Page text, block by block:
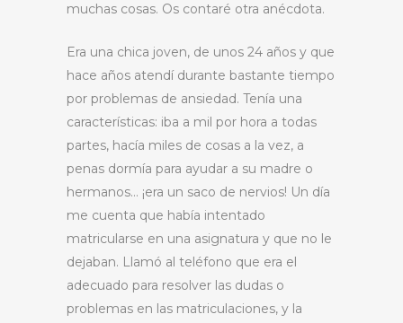
muchas cosas. Os contaré otra anécdota.
Era una chica joven, de unos 24 años y que
hace años atendí durante bastante tiempo
por problemas de ansiedad. Tenía una
características: iba a mil por hora a todas
partes, hacía miles de cosas a la vez, a
penas dormía para ayudar a su madre o
hermanos… ¡era un saco de nervios! Un día
me cuenta que había intentado
matricularse en una asignatura y que no le
dejaban. Llamó al teléfono que era el
adecuado para resolver las dudas o
problemas en las matriculaciones, y la